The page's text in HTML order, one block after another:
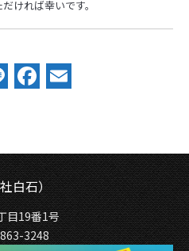
ければ幸いです。
LineFacebook
白石）
目19番1号
3248